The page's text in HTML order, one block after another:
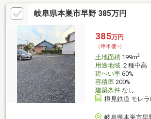
りませんか。私たちが美濃善不動産です！岐阜
の不動産エキスパート！土地探しも住まい探しも
ことならお任せ下さい。■売買保有物件1000件以
岐阜県本巣市早野 385万円
385万円
（坪単価:-）
土地面積199m2
用途地域２種中高
建ぺい率60%
容積率200%
建築条件なし
樽見鉄道 モレ
岐阜県本巣市早